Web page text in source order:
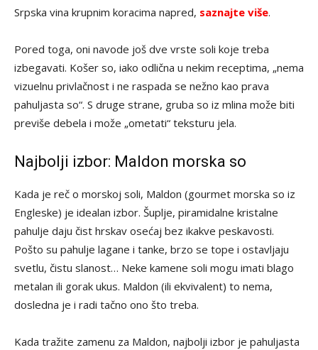
Srpska vina krupnim koracima napred, saznajte više.
Pored toga, oni navode još dve vrste soli koje treba
izbegavati. Košer so, iako odlična u nekim receptima, „nema
vizuelnu privlačnost i ne raspada se nežno kao prava
pahuljasta so“. S druge strane, gruba so iz mlina može biti
previše debela i može „ometati“ teksturu jela.
Najbolji izbor: Maldon morska so
Kada je reč o morskoj soli, Maldon (gourmet morska so iz
Engleske) je idealan izbor. Šuplje, piramidalne kristalne
pahulje daju čist hrskav osećaj bez ikakve peskavosti.
Pošto su pahulje lagane i tanke, brzo se tope i ostavljaju
svetlu, čistu slanost… Neke kamene soli mogu imati blago
metalan ili gorak ukus. Maldon (ili ekvivalent) to nema,
dosledna je i radi tačno ono što treba.
Kada tražite zamenu za Maldon, najbolji izbor je pahuljasta